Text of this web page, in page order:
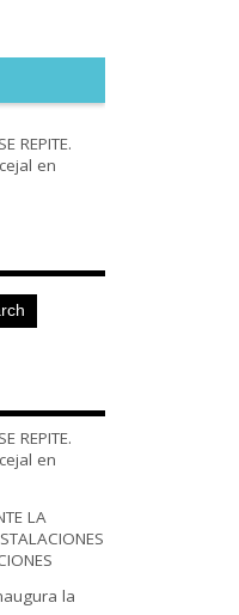
REPITE.
en
REPITE.
en
LA
la